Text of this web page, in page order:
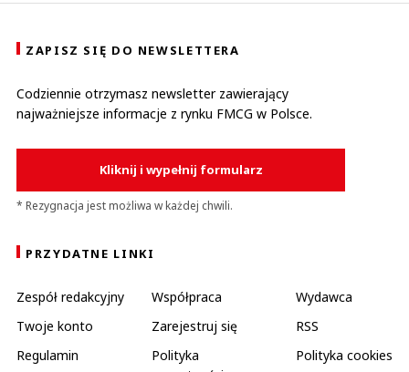
ZAPISZ SIĘ DO NEWSLETTERA
Codziennie otrzymasz newsletter zawierający
najważniejsze informacje z rynku FMCG w Polsce.
Kliknij i wypełnij formularz
* Rezygnacja jest możliwa w każdej chwili.
PRZYDATNE LINKI
Zespół redakcyjny Współpraca
Wydawca
Twoje konto
Zarejestruj się
RSS
Regulamin
Polityka
Polityka cookies